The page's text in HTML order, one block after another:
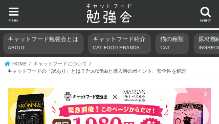
search
menu
キャットフード勉強会とは
ABOUT
キャットフード紹介
CAT FOOD BRANDS
猫の種類
CAT
原材料
HOME
キャットフードについて
キャットフードの「訳あり」とは？7つの理由と購入時のポイント、安全性を解説